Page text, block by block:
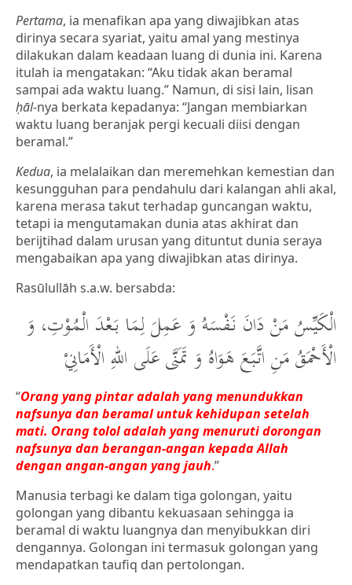
Pertama, ia menafikan apa yang diwajibkan atas
dirinya secara syariat, yaitu amal yang mestinya
dilakukan dalam keadaan luang di dunia ini. Karena
itulah ia mengatakan: “Aku tidak akan beramal
sampai ada waktu luang.” Namun, di sisi lain, lisan
ḥāl-nya berkata kepadanya: “Jangan membiarkan
waktu luang beranjak pergi kecuali diisi dengan
beramal.”
Kedua, ia melalaikan dan meremehkan kemestian dan
kesungguhan para pendahulu dari kalangan ahli akal,
karena merasa takut terhadap guncangan waktu,
tetapi ia mengutamakan dunia atas akhirat dan
berijtihad dalam urusan yang dituntut dunia seraya
mengabaikan apa yang diwajibkan atas dirinya.
Rasūlullāh s.a.w. bersabda:
الْكَيِّسُ مَنْ دَانَ نَفْسَهُ وَ عَمِلَ لِمَا بَعْدَ الْمُوْتِ، وَ
الْأَحْمَقُ مَنِ اتَّبَعَ هَوَاهُ وَ تَمَنَّى عَلَى اللهِ الْأَمَانِيْ
“Orang yang pintar adalah yang menundukkan
nafsunya dan beramal untuk kehidupan setelah
mati. Orang tolol adalah yang menuruti dorongan
nafsunya dan berangan-angan kepada Allah
dengan angan-angan yang jauh.”
Manusia terbagi ke dalam tiga golongan, yaitu
golongan yang dibantu kekuasaan sehingga ia
beramal di waktu luangnya dan menyibukkan diri
dengannya. Golongan ini termasuk golongan yang
mendapatkan taufiq dan pertolongan.